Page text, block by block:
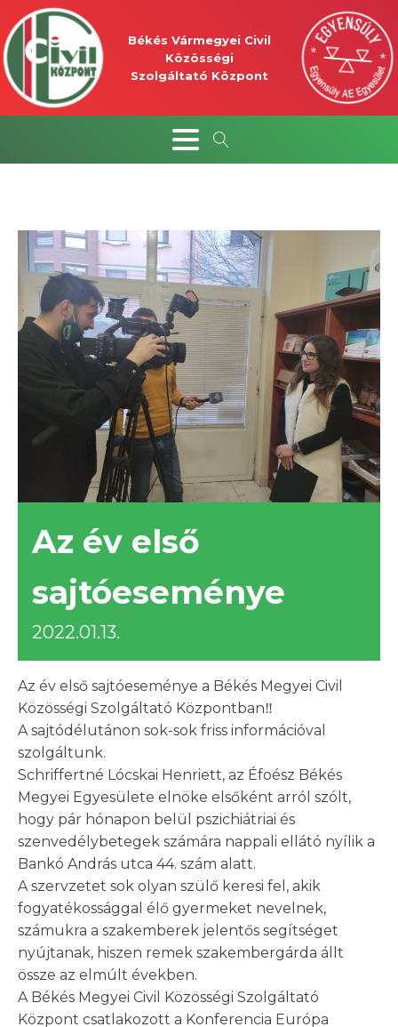
Békés Vármegyei Civil
Közösségi
Szolgáltató Központ
Az év első
sajtóeseménye
2022.01.13.
Az év első sajtóeseménye a Békés Megyei Civil
Közösségi Szolgáltató Központban‼
A sajtódélutánon sok-sok friss információval
szolgáltunk.
Schriffertné Lócskai Henriett, az Éfoész Békés
Megyei Egyesülete elnöke elsőként arról szólt,
hogy pár hónapon belül pszichiátriai és
szenvedélybetegek számára nappali ellátó nyílik a
Bankó András utca 44. szám alatt.
A szervzetet sok olyan szülő keresi fel, akik
fogyatékossággal élő gyermeket nevelnek,
számukra a szakemberek jelentős segítséget
nyújtanak, hiszen remek szakembergárda állt
össze az elmúlt években.
A Békés Megyei Civil Közösségi Szolgáltató
Központ csatlakozott a Konferencia Európa